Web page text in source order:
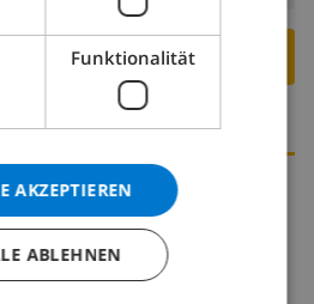
BUCHEN ›Funktionalität
AKZEPTIEREN
ABLEHNEN